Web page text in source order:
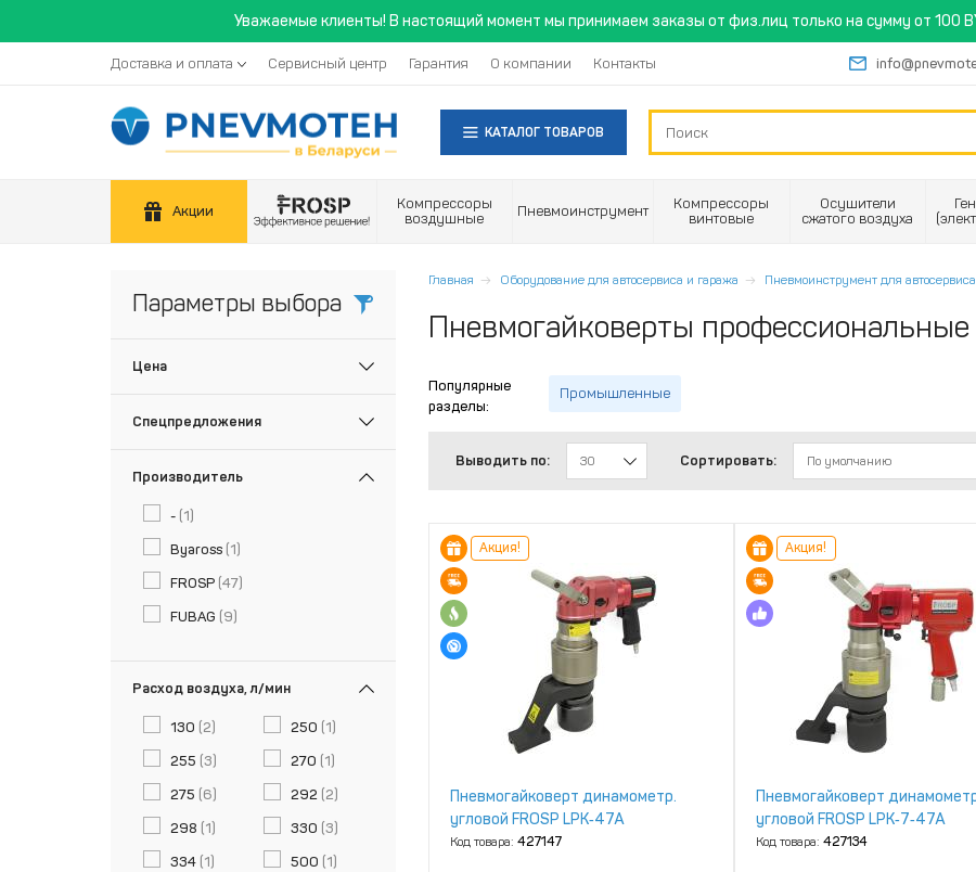
Уважаемые клиенты! В настоящий момент мы принимаем заказы от физ.лиц только на сумму от 100
Доставка и оплата Сервисный центр Гарантия О компании Контакты
КАТАЛОГ ТОВАРОВ
Акции
Компрессоры
воздушные
Пневмоинструмент
Компрессоры
винтовые
Осушители
сжатого воздуха
Параметры выбора
Цена
Спецпредложения
Производитель
- (1)
Byaross (1)
FROSP (47)
FUBAG (9)
Расход воздуха, л/мин
130 (2) 250 (1)
255 (3) 270 (1)
275 (6) 292 (2)
298 (1) 330 (3)
334 (1) 500 (1)
Главная Оборудование для автосервиса и гаража Пневмоинструмент для
Пневмогайковерты профессиональные
Популярные
разделы:
Промышленные
Выводить по: 30 Сортировать: По умолчанию
Акция!
Пневмогайковерт динамометр.
угловой FROSP LPK‑47A
Код товара: 427147
Акция!
Пневмогайковерт
угловой FROSP LPK‑7‑47A
Код товара: 427134